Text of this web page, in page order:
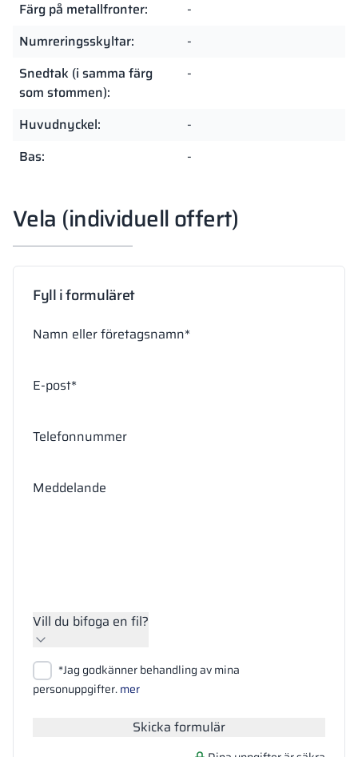
Färg på metallfronter:
-
Numreringsskyltar:
-
Snedtak (i samma färg
som stommen):
-
Huvudnyckel:
-
Bas:
-
Vela (individuell offert)
Fyll i formuläret
Namn eller företagsnamn*
E-post*
Telefonnummer
Meddelande
Vill du bifoga en fil?
Bifoga filer
Sök
*Jag godkänner behandling av mina
personuppgifter.mer
Skicka formulär